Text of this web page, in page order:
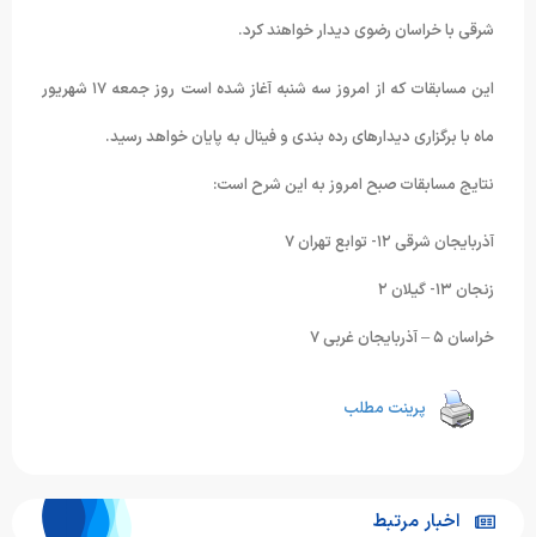
شرقی با خراسان رضوی دیدار خواهند کرد.
این مسابقات که از امروز سه شنبه آغاز شده است روز جمعه ١٧ شهریور
ماه با برگزاری دیدارهای رده بندی و فینال به پایان خواهد رسید.
نتایج مسابقات صبح امروز به این شرح است:
آذربایجان شرقی ١٢- توابع تهران ٧
زنجان ١٣- گیلان ٢
خراسان ۵ – آذربایجان غربی ٧
پرینت مطلب
اخبار مرتبط